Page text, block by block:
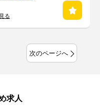
る
次のページへ
求人